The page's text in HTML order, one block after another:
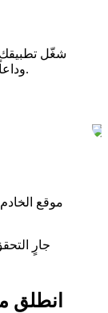
شغّل تطبيقك
وداعاً للتثبيت اليدوي أو خطوات الإعداد المعقدة.
موقع
جارٍ
انطلق